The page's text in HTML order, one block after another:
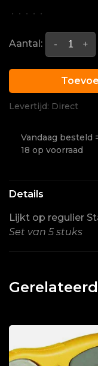
• • • • •
Aantal: +
-
Levertijd: Direct
Vandaag besteld
18 op voorraad
Details
Lijkt op regulier
Set van 5 stuks